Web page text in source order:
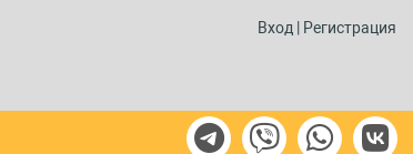
Вход Регистрация